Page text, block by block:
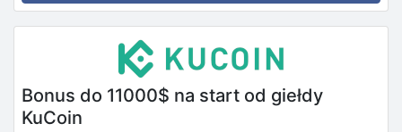
Bonus do 11000$ na start od giełdy
KuCoin